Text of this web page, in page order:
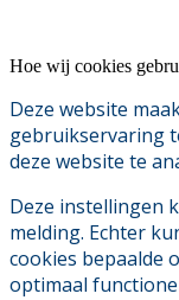
Hoe wij cookies
Deze website
gebruikservaring
deze website te
Deze instellingen
melding. Echter
cookies bepaalde
optimaal